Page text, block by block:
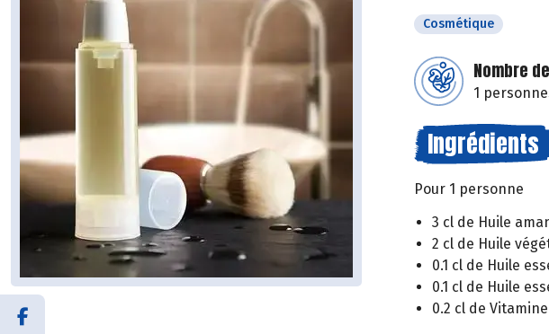
Cosmétique
Nombre
1
Ingrédients
Pour 1 personne
3 cl de Huile
2 cl de Huile
0.1 cl de Huile
0.1 cl de Huile
0.2 cl de